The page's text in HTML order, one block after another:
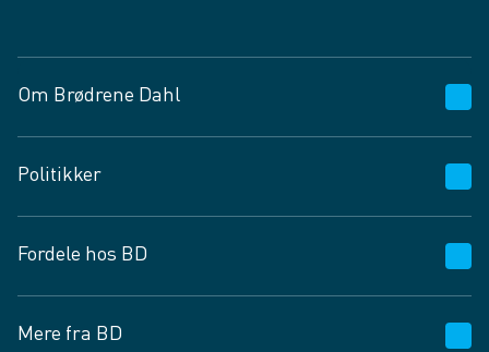
Om Brødrene Dahl
Vagttelefon 30 10 89 89
Spørgsmål og svar
Job og karriere
Fødevarekontrolrapport
Politikker
Privatlivspolitik
Cookies
Vilkår og betingelser
Fordele hos BD
BD app
Mere fra BD